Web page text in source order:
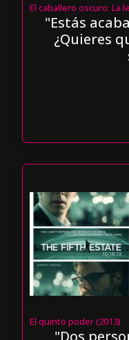
El caballero oscuro: La
"Estás
¿Quieres
El quinto poder (2013)